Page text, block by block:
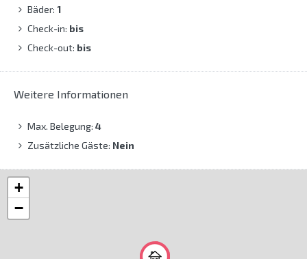
Bäder: 1
Check-in: bis
Check-out: bis
Weitere Informationen
Max. Belegung: 4
Zusätzliche Gäste: Nein
+
−